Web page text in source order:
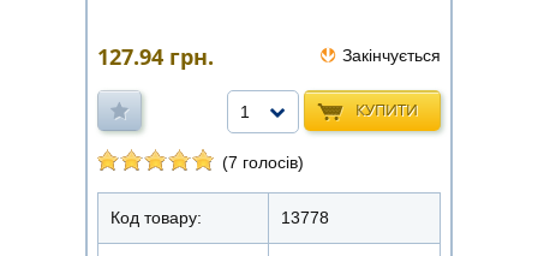
127.94 грн. Закінчується
КУПИТИ
1
(7 голосів)
Код товару: 13778